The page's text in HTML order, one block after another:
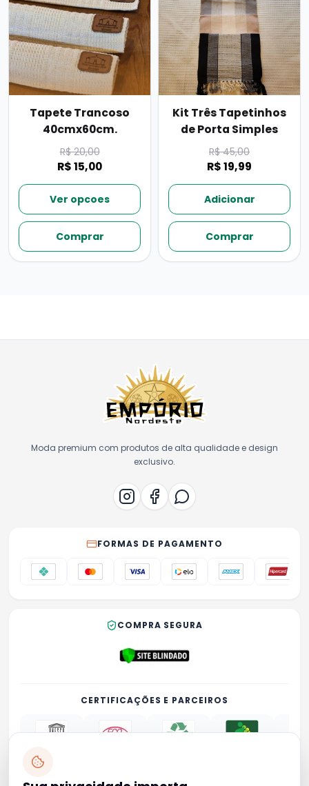
Tapete Trancoso
40cmx60cm.
R$ 20,00
R$ 15,00
Ver opcoes
Comprar
Kit Três Tapetinhos
de Porta Simples
R$ 45,00
R$ 19,99
Adicionar
Comprar
Moda premium com produtos de alta qualidade e design
exclusivo.
FORMAS DE PAGAMENTO
COMPRA SEGURA
CERTIFICAÇÕES E PARCEIROS